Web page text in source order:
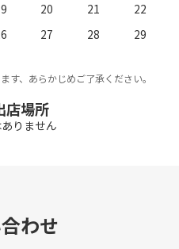
20 21
22
27 28
29
、あらかじめご了承ください。
店場所
りません
わせ